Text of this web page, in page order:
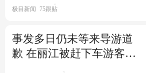
女子从河南开车回杭州 976公里
都市快报橙柿互动 521跟贴
情侣打顺风车从泉州回杭州 812
公里车费不到1000元
极目新闻 75跟贴
事发多日仍未等来导游道
歉 在丽江被赶下车游客再